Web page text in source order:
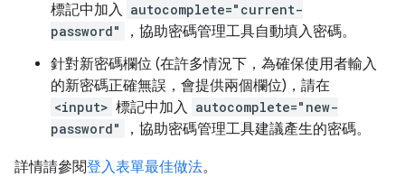
標記中加入 autocomplete="current-
password"
，協助密碼管理工具自動填入密碼。
針對新密碼欄位 (在許多情況下，為確保使用者輸入
的新密碼正確無誤，會提供兩個欄位)，請在
<input> 標記中加入 autocomplete="new-
password"
，協助密碼管理工具建議產生的密碼。
詳情請參閱登入表單最佳做法。